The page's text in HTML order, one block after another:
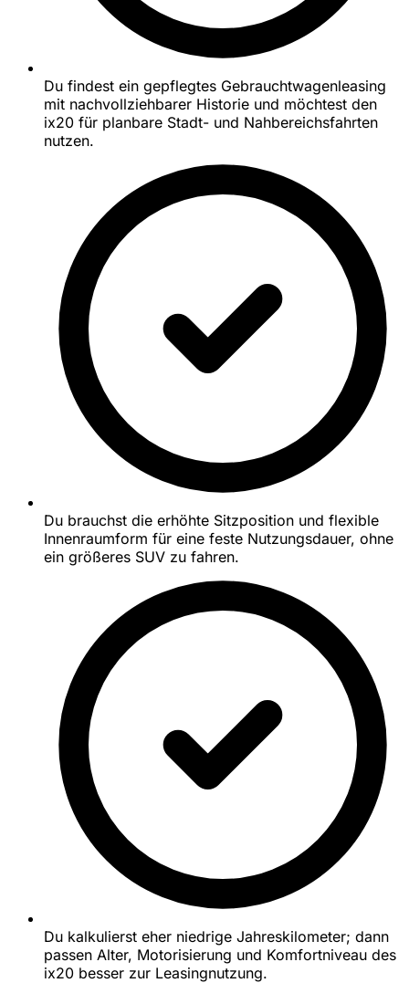
Du findest ein gepflegtes Gebrauchtwagenleasing
mit nachvollziehbarer Historie und möchtest den
ix20 für planbare Stadt- und Nahbereichsfahrten
nutzen.
Du brauchst die erhöhte Sitzposition und flexible
Innenraumform für eine feste Nutzungsdauer, ohne
ein größeres SUV zu fahren.
Du kalkulierst eher niedrige Jahreskilometer; dann
passen Alter, Motorisierung und Komfortniveau des
ix20 besser zur Leasingnutzung.